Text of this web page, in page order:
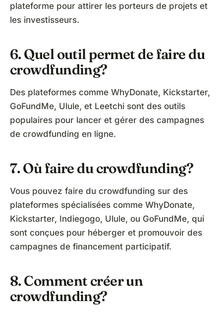
plateforme pour attirer les porteurs de projets et
les investisseurs.
6. Quel outil permet de faire du
crowdfunding?
Des plateformes comme WhyDonate, Kickstarter,
GoFundMe, Ulule, et Leetchi sont des outils
populaires pour lancer et gérer des campagnes
de crowdfunding en ligne.
7. Où faire du crowdfunding?
Vous pouvez faire du crowdfunding sur des
plateformes spécialisées comme WhyDonate,
Kickstarter, Indiegogo, Ulule, ou GoFundMe, qui
sont conçues pour héberger et promouvoir des
campagnes de financement participatif.
8. Comment créer un
crowdfunding?